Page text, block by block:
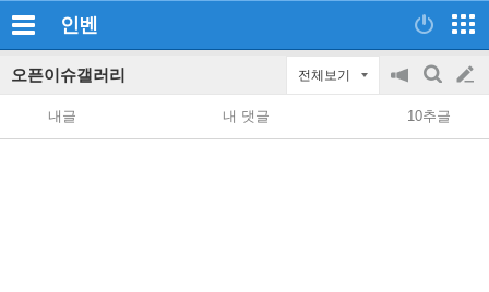
인벤
오픈이슈갤러리 전체보기
공
지
on/off
검
색
글
쓰
내글 내 댓글 10추글